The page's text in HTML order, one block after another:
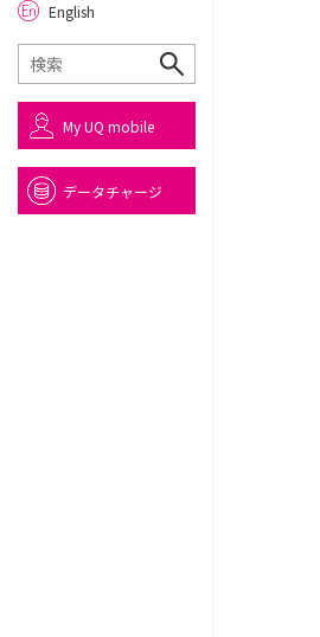
English
My UQ mobile
データチャージ